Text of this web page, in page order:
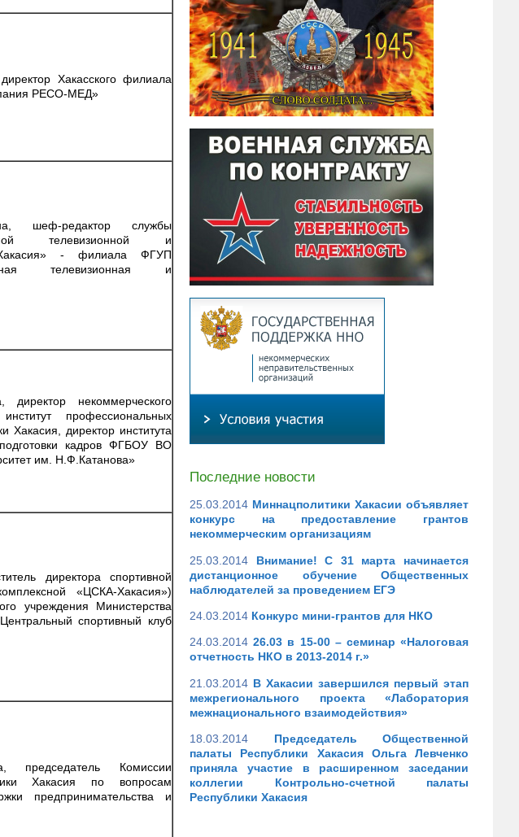
Хакасского филиала
РЕСО-МЕД»
шеф-редактор службы
телевизионной и
- филиала ФГУП
телевизионная и
некоммерческого
профессиональных
Хакасия, директор института
кадров ФГБОУ ВО
им. Н.Ф.Катанова»
директора спортивной
«ЦСКА-Хакасия»)
учреждения Министерства
спортивный клуб
председатель Комиссии
Хакасия по вопросам
предпринимательства и
Последние новости
25.03.2014 Миннацполитики Хакасии объявляет
конкурс на предоставление грантов
некоммерческим организациям
25.03.2014
Внимание! С 31 марта начинается
дистанционное обучение Общественных
наблюдателей за проведением ЕГЭ
24.03.2014 Конкурс мини-грантов для НКО
24.03.2014 26.03 в 15-00 – семинар «Налоговая
отчетность НКО в 2013-2014 г.»
21.03.2014 В Хакасии завершился первый этап
межрегионального проекта «Лаборатория
межнационального взаимодействия»
18.03.2014
Председатель Общественной
палаты Республики Хакасия Ольга Левченко
приняла участие в расширенном заседании
коллегии Контрольно-счетной палаты
Республики Хакасия